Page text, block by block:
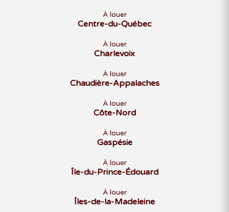
À louer
Centre-du-Québec
À louer
Charlevoix
À louer
Chaudière-Appalaches
À louer
Côte-Nord
À louer
Gaspésie
À louer
Île-du-Prince-Édouard
À louer
Îles-de-la-Madeleine